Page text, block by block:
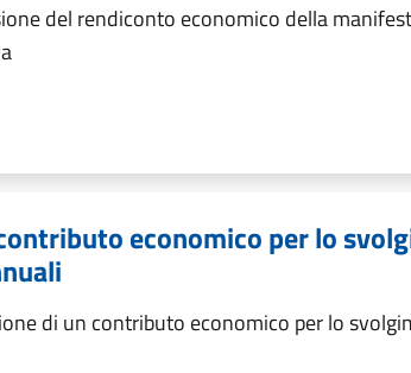
del rendiconto economico della
economico per lo
di un contributo economico per lo